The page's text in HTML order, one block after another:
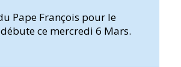
Pape François pour le
ce mercredi 6 Mars.